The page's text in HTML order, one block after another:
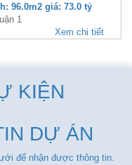
96.0m2 giá: 73.0 tỷ
1
Xem chi tiết
KIỆN
DỰ ÁN
để nhận được thông tin.